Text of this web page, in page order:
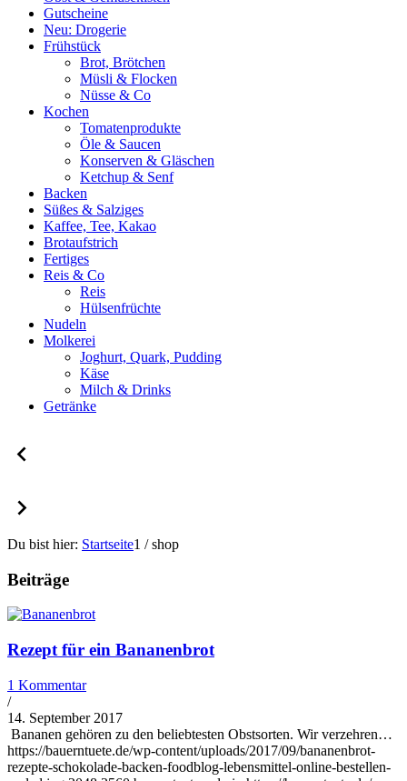
Gutscheine
Neu: Drogerie
Frühstück
Brot, Brötchen
Müsli & Flocken
Nüsse & Co
Kochen
Tomatenprodukte
Öle & Saucen
Konserven & Gläschen
Ketchup & Senf
Backen
Süßes & Salziges
Kaffee, Tee, Kakao
Brotaufstrich
Fertiges
Reis & Co
Reis
Hülsenfrüchte
Nudeln
Molkerei
Joghurt, Quark, Pudding
Käse
Milch & Drinks
Getränke
Du bist hier: Startseite1 / shop
Beiträge
Rezept für ein Bananenbrot
1 Kommentar
/
14. September 2017
Bananen gehören zu den beliebtesten Obstsorten. Wir verzehren…
https://bauerntuete.de/wp-content/uploads/2017/09/bananenbrot-
rezepte-schokolade-backen-foodblog-lebensmittel-online-bestellen-